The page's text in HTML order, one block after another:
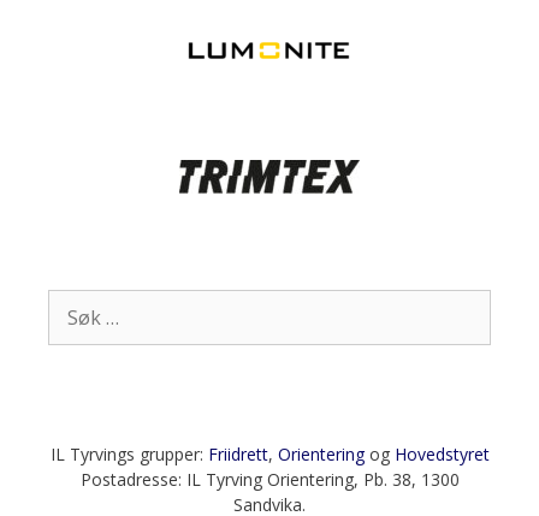
etter:
IL Tyrvings grupper: Friidrett, Orienteringog Hovedstyret
Postadresse: IL Tyrving Orientering, Pb. 38, 1300
Sandvika.